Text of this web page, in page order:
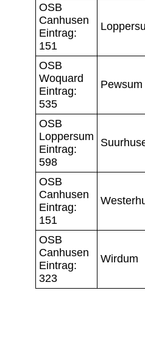
OSB
Canhusen
Eintrag:
151
OSB
Woquard
Eintrag:
535
Pewsum
OSB
Loppersum
Eintrag:
598
OSB
Canhusen
Eintrag:
151
OSB
Canhusen
Eintrag:
323
Wirdum